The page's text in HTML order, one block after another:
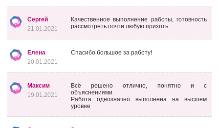
Сергей
21.01.2021
Качественное выполнение работы, готовность
рассмотреть почти любую прихоть.
Елена
20.01.2021
Спасибо большое за работу!
Максим
19.01.2021
Всё решено отлично, понятно и с
объяснениями.
Работа однозначно выполнена на высшем
уровне